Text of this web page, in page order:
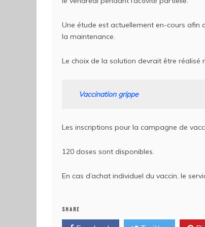
Une étude est actuellement en-cours afin
la maintenance.
Le choix de la solution devrait être réalisé
Vaccination grippe
Les inscriptions pour la campagne de
120 doses sont disponibles.
En cas d’achat individuel du vaccin, le
SHARE